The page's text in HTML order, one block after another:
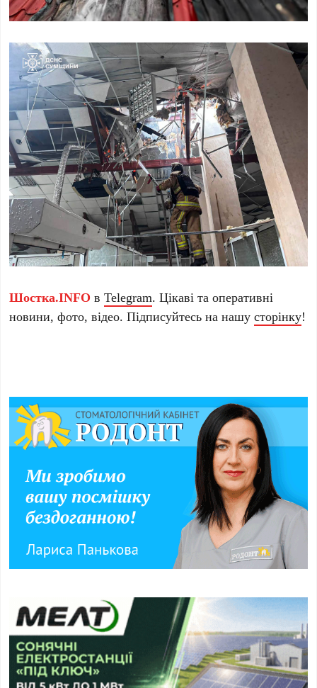
Шостка.INFO вTelegram. Цікаві та оперативні
новини, фото, відео. Підписуйтесь на нашусторінку!